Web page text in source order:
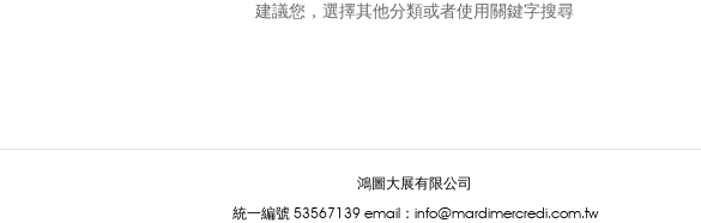
建議您，選擇其他分類或者使用關鍵字搜尋
鴻圖大展有限公司
統一編號 53567139 email：info@mardimercredi.com.tw